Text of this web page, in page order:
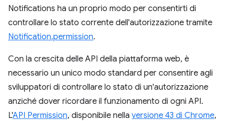
Notifications ha un proprio modo per consentirti di
controllare lo stato corrente dell'autorizzazione tramite
Notification.permission.
Con la crescita delle API della piattaforma web, è
necessario un unico modo standard per consentire agli
sviluppatori di controllare lo stato di un'autorizzazione
anziché dover ricordare il funzionamento di ogni API.
L'API Permission, disponibile nella versione 43 di Chrome,